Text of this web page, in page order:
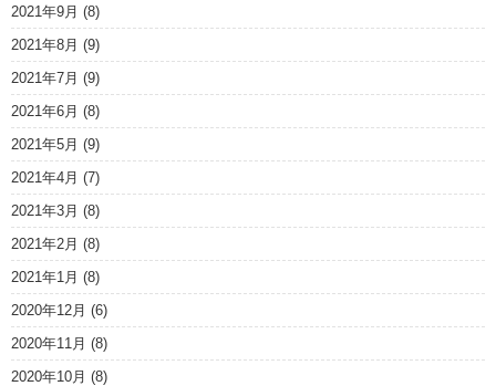
2021年9月 (8)
2021年8月 (9)
2021年7月 (9)
2021年6月 (8)
2021年5月 (9)
2021年4月 (7)
2021年3月 (8)
2021年2月 (8)
2021年1月 (8)
2020年12月 (6)
2020年11月 (8)
2020年10月 (8)